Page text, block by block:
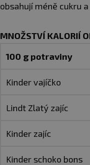
obsahují méně cukru
MNOŽSTVÍ KALORIÍ
100 g potraviny
Kinder vajíčko
Lindt Zlatý zajíc
Kinder zajíc
Kinder schoko bons